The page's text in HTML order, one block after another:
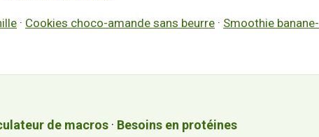
· Cookies choco-amande sans beurre · Smoothie banane-
de macros · Besoins en protéines